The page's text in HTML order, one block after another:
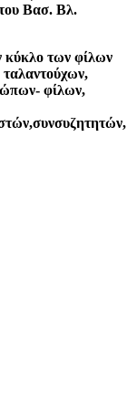
Βασ. Βλ.
κύκλο των φίλων
φίλων,